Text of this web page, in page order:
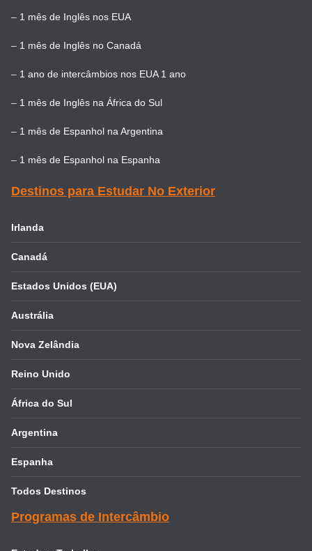
– 1 mês de Inglês nos EUA
– 1 mês de Inglês no Canadá
– 1 ano de intercâmbios nos EUA 1 ano
– 1 mês de Inglês na África do Sul
– 1 mês de Espanhol na Argentina
– 1 mês de Espanhol na Espanha
Destinos para Estudar No Exterior
Irlanda
Canadá
Estados Unidos (EUA)
Austrália
Nova Zelândia
Reino Unido
África do Sul
Argentina
Espanha
Todos Destinos
Programas de Intercâmbio